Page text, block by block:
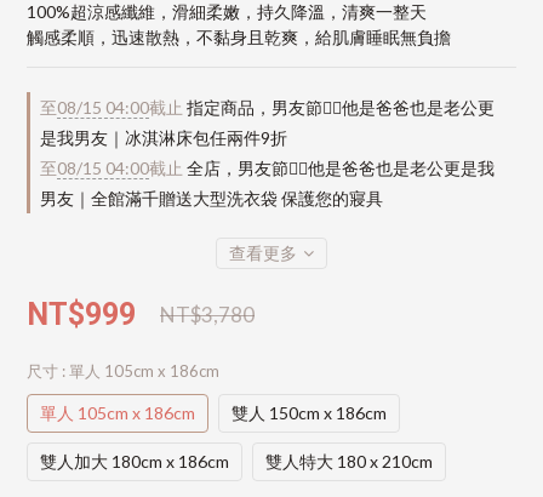
100%超涼感纖維，滑細柔嫩，持久降溫，清爽一整天
觸感柔順，迅速散熱，不黏身且乾爽，給肌膚睡眠無負擔
至08/15 04:00截止 指定商品，男友節👱‍♂️他是爸爸也是老公更
是我男友｜冰淇淋床包任兩件9折
至08/15 04:00截止 全店，男友節👱‍♂️他是爸爸也是老公更是我
男友｜全館滿千贈送大型洗衣袋 保護您的寢具
查看更多
NT$3,780
NT$999
尺寸 : 單人 105cm x 186cm
單人 105cm x 186cm 雙人 150cm x 186cm
雙人加大 180cm x 186cm 雙人特大 180 x 210cm